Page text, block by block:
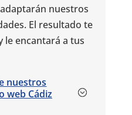
nuestros
El resultado te
le encantará a tus
nuestros
web Cádiz